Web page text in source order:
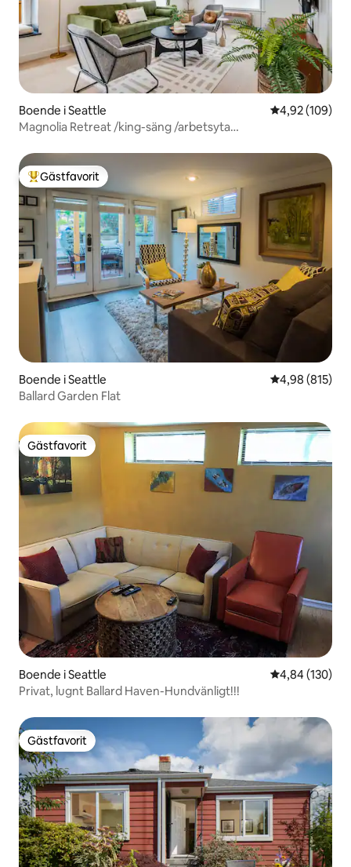
Boende i Seattle 4,92 av 5 i
4,92 (109)
Magnolia Retreat /king-säng /arbetsyta
Populär gästfavorit
Gästfavorit
Boende i Seattle 4,98 av 5 i
4,98 (815)
Ballard Garden Flat
Gästfavorit
Gästfavorit
Boende i Seattle 4,84 av 5 i
4,84 (130)
Privat, lugnt Ballard Haven-Hundvänligt!!!
Gästfavorit
Gästfavorit